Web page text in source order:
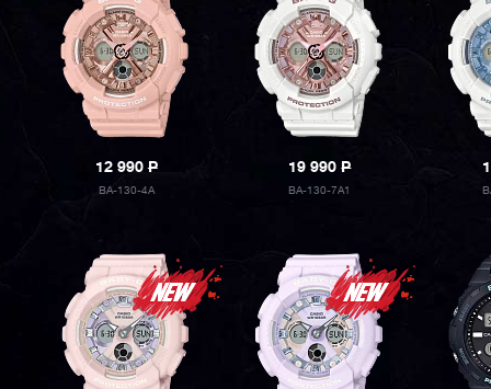
12 990P
BA-130-4A
19 990P
BA-130-7A1